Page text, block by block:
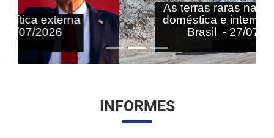
As terras raras nas agendas
doméstica e internacional do
Brasil - 27/07/2026
INFORMES